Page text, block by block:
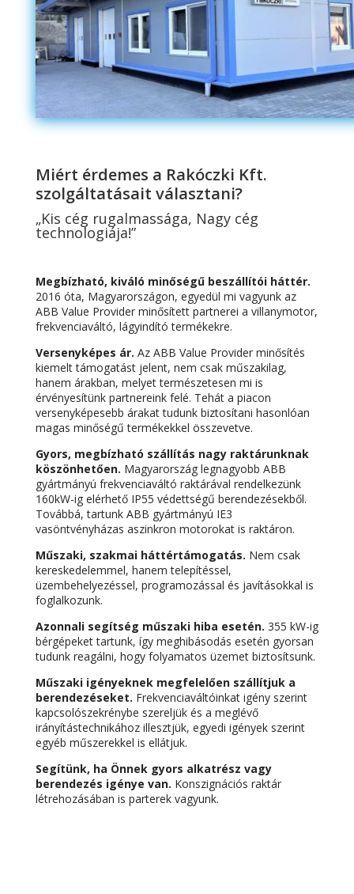
Miért érdemes a Rakóczki Kft.
szolgáltatásait választani?
„Kis cég rugalmassága, Nagy cég
technologiája!”
Megbízható, kiváló minőségű beszállítói háttér.
2016 óta, Magyarországon, egyedül mi vagyunk az
ABB Value Provider minősített partnerei a villanymotor,
frekvenciaváltó, lágyindító termékekre.
Versenyképes ár. Az ABB Value Provider minősítés
kiemelt támogatást jelent, nem csak műszakilag,
hanem árakban, melyet természetesen mi is
érvényesítünk partnereink felé. Tehát a piacon
versenyképesebb árakat tudunk biztosítani hasonlóan
magas minőségű termékekkel összevetve.
Gyors, megbízható szállítás nagy raktárunknak
köszönhetően. Magyarország legnagyobb ABB
gyártmányú frekvenciaváltó raktárával rendelkezünk
160kW-ig elérhető IP55 védettségű berendezésekből.
Továbbá, tartunk ABB gyártmányú IE3
vasöntvényházas aszinkron motorokat is raktáron.
Műszaki, szakmai háttértámogatás. Nem csak
kereskedelemmel, hanem telepítéssel,
üzembehelyezéssel, programozással és javításokkal is
foglalkozunk.
Azonnali segítség műszaki hiba esetén. 355 kW-ig
bérgépeket tartunk, így meghibásodás esetén gyorsan
tudunk reagálni, hogy folyamatos üzemet biztosítsunk.
Műszaki igényeknek megfelelően szállítjuk a
berendezéseket. Frekvenciaváltóinkat igény szerint
kapcsolószekrénybe szereljük és a meglévő
irányítástechnikához illesztjük, egyedi igények szerint
egyéb műszerekkel is ellátjuk.
Segítünk, ha Önnek gyors alkatrész vagy
berendezés igénye van. Konszignációs raktár
létrehozásában is parterek vagyunk.